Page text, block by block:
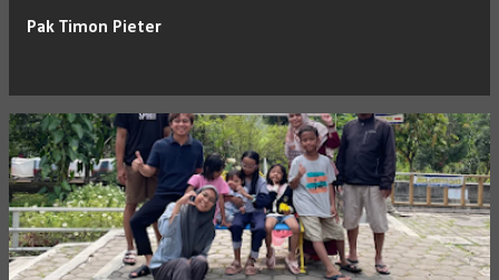
Pak Timon Pieter